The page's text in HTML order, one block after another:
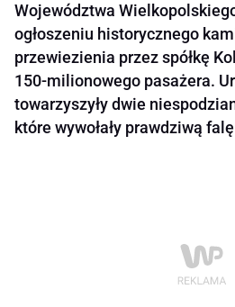
Województwa
ogłoszeniu historycznego
przewiezienia przez spółkę
150-milionowego pasażera.
towarzyszyły dwie
które wywołały prawdziwą